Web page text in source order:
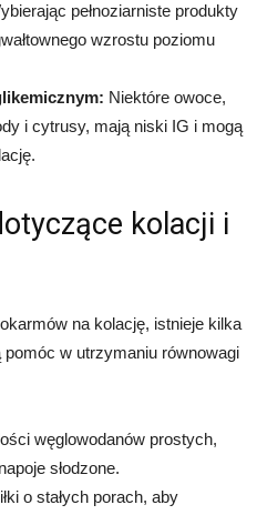
pełnoziarniste produkty
wzrostu poziomu
Niektóre owoce,
i cytrusy, mają niski IG i mogą
kolacji i
na kolację, istnieje kilka
w utrzymaniu równowagi
węglowodanów prostych,
słodzone.
o stałych porach, aby